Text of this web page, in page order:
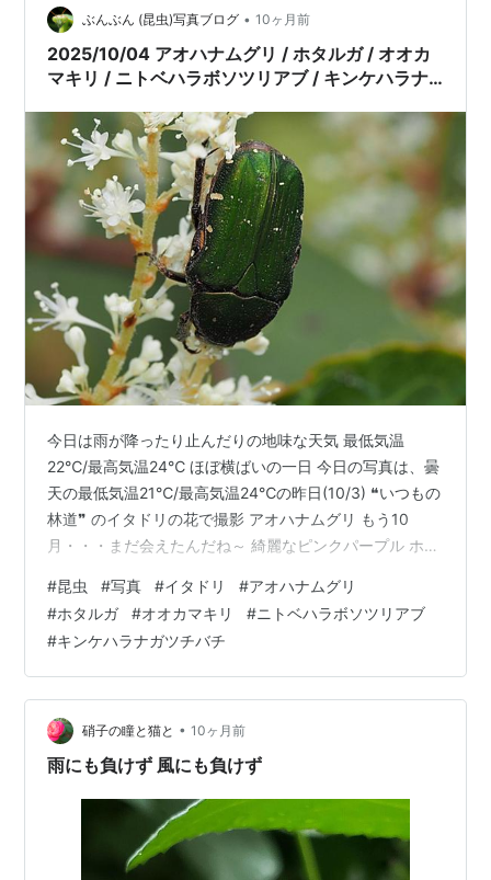
らしい 世間話の会食であるがこの年で参加者が増えてく
るのは頼もしい限りである 腰の調子もだましだましの
日々であるが参加で…
ぶんぶん (昆虫)写真ブログ • 10ヶ月前
2025/10/04 アオハナムグリ / ホタルガ / オオカ
マキリ / ニトベハラボソツリアブ / キンケハラナ
今日は雨が降ったり止んだりの地味な天気 最低気温
22℃/最高気温24℃ ほぼ横ばいの一日 今日の写真は、曇
天の最低気温21℃/最高気温24℃の昨日(10/3) ❝いつもの
林道❞ のイタドリの花で撮影 アオハナムグリ もう10
月・・・まだ会えたんだね～ 綺麗なピンクパープル ホタ
だったが下を見るとこんな状態も 犯人は・・・ 犯人はす
ぐ近くに・・・やっぱり オオカマキリのメス ニトベハラ
ボソツリアブのメス 左がオス・右がメス メスは食に集中
してオスを引っ張っている キンケハラナガツチバチのオ
スとメスの分かりやすい違いを まず1枚、先月撮影した
オ…
#昆虫 #写真 #イタドリ #アオハナムグリ
#ホタルガ #オオカマキリ #ニトベハラボソツリアブ
#キンケハラナガツチバチ
硝子の瞳と猫と • 10ヶ月前
雨にも負けず 風にも負けず